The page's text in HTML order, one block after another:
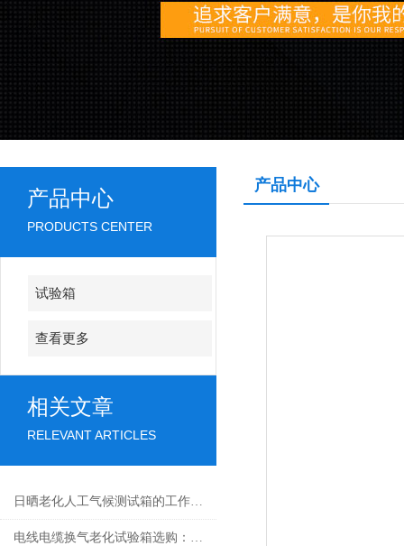
产品中心
PRODUCTS CENTER
试验箱
查看更多
相关文章
RELEVANT ARTICLES
日晒老化人工气候测试箱的工作原理及关键参数分析
电线电缆换气老化试验箱选购：关键参数与功能考量
产品中心